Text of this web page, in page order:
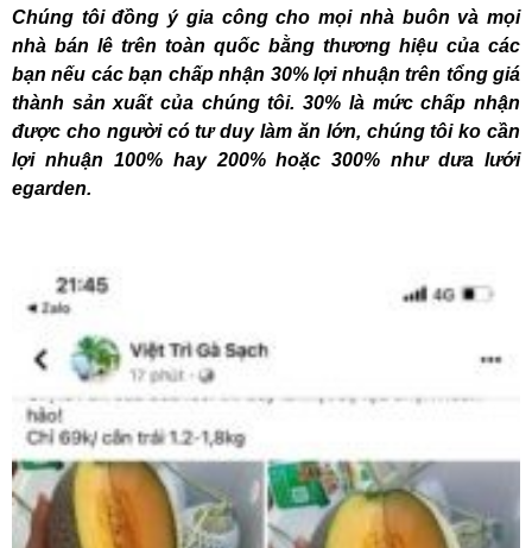
Chúng tôi đồng ý gia công cho mọi nhà buôn và mọi
nhà bán lê trên toàn quốc bằng thương hiệu của các
bạn nếu các bạn chấp nhận 30% lợi nhuận trên tổng giá
thành sản xuất của chúng tôi. 30% là mức chấp nhận
được cho người có tư duy làm ăn lớn, chúng tôi ko cần
lợi nhuận 100% hay 200% hoặc 300% như dưa lưới
egarden.